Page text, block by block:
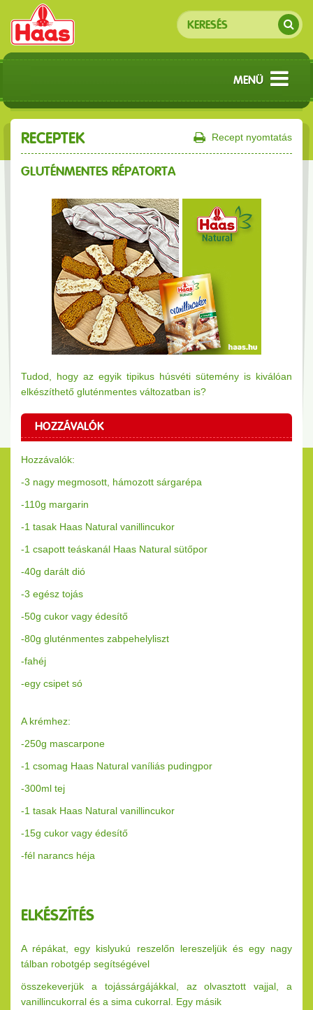
MENÜ
RECEPTEK Recept nyomtatás
GLUTÉNMENTES RÉPATORTA
Tudod, hogy az egyik tipikus húsvéti sütemény is kiválóan
elkészíthető gluténmentes változatban is?
HOZZÁVALÓK
Hozzávalók:
-3 nagy megmosott, hámozott sárgarépa
-110g margarin
-1 tasak Haas Natural vanillincukor
-1 csapott teáskanál Haas Natural sütőpor
-40g darált dió
-3 egész tojás
-50g cukor vagy édesítő
-80g gluténmentes zabpehelyliszt
-fahéj
-egy csipet só
A krémhez:
-250g mascarpone
-1 csomag Haas Natural vaníliás pudingpor
-300ml tej
-1 tasak Haas Natural vanillincukor
-15g cukor vagy édesítő
-fél narancs héja
ELKÉSZÍTÉS
A répákat, egy kislyukú reszelőn lereszeljük és egy nagy
tálban robotgép segítségével
összekeverjük a tojássárgájákkal, az olvasztott vajjal, a
vanillincukorral és a sima cukorral. Egy másik